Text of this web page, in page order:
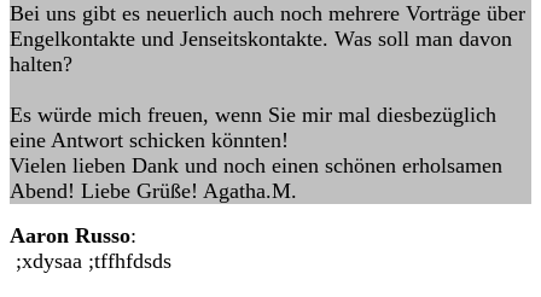
Bei uns gibt es neuerlich auch noch mehrere Vorträge über
Engelkontakte und Jenseitskontakte. Was soll man davon
halten?
Es würde mich freuen, wenn Sie mir mal diesbezüglich
eine Antwort schicken könnten!
Vielen lieben Dank und noch einen schönen erholsamen
Abend! Liebe Grüße! Agatha.M.
Aaron Russo:
;xdysaa ;tffhfdsds